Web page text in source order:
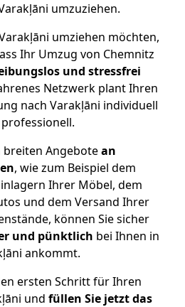
umzuziehen.
umziehen möchten,
Ihr Umzug von Chemnitz
und stressfrei
Netzwerk plant Ihren
nach Varakļāni individuell
Angebotean
, wie zum Beispiel dem
Ihrer Möbel, dem
und dem Versand Ihrer
können Sie sicher
und pünktlich bei Ihnen in
ankommt.
ersten Schritt für Ihren
und füllen Sie jetzt das